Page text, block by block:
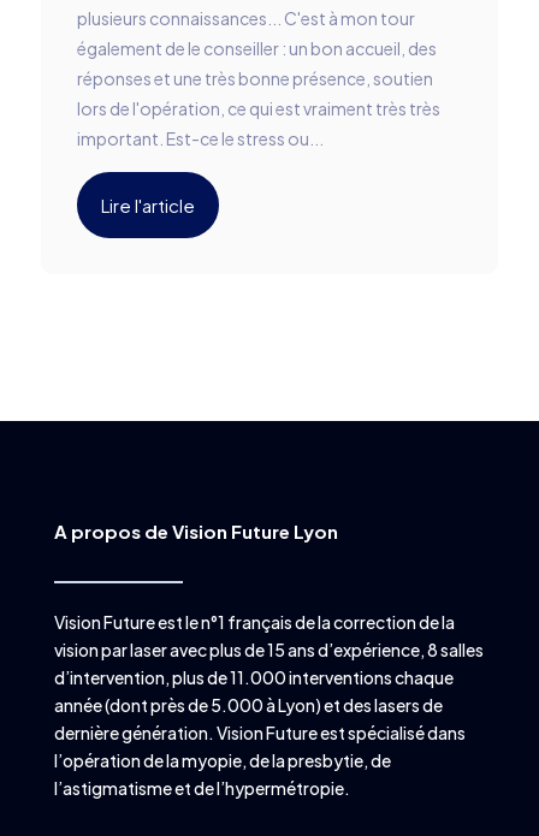
plusieurs connaissances... C'est à mon tour
également de le conseiller : un bon accueil, des
réponses et une très bonne présence, soutien
lors de l'opération, ce qui est vraiment très très
important. Est-ce le stress ou...
Lire l'article
A propos de Vision Future Lyon
Vision Future est le n°1 français de la correction de la
vision par laser avec plus de 15 ans d’expérience, 8 salles
d’intervention, plus de 11.000 interventions chaque
année (dont près de 5.000 à Lyon) et des lasers de
dernière génération. Vision Future est spécialisé dans
l’opération de la myopie, de la presbytie, de
l’astigmatisme et de l’hypermétropie.